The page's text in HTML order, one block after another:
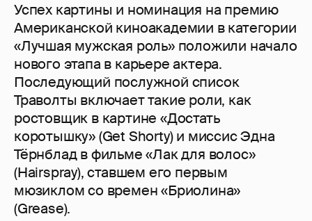
Успех картины и номинация на премию
Американской киноакадемии в категории
«Лучшая мужская роль» положили начало
нового этапа в карьере актера.
Последующий послужной список
Траволты включает такие роли, как
ростовщик в картине «Достать
коротышку» (Get Shorty) и миссис Эдна
Тёрнблад в фильме «Лак для волос»
(Hairspray), ставшем его первым
мюзиклом со времен «Бриолина»
(Grease).